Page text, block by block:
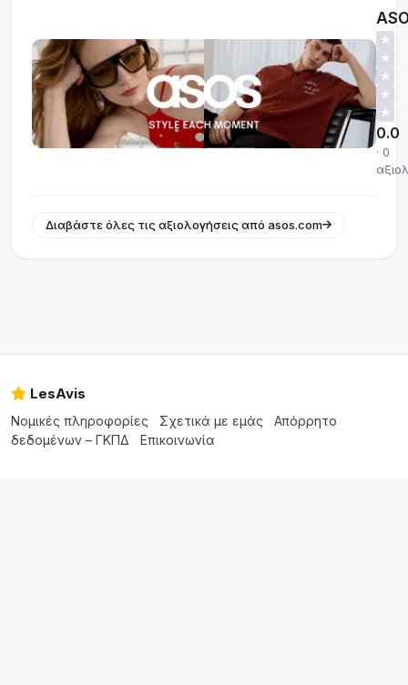
★
★
★
★
★
0.0
· 0
Διαβάστε όλες τις αξιολογήσεις από asos.com
LesAvis
Νομικές πληροφορίες Σχετικά με εμάς
Απόρρητο
δεδομένων – ΓΚΠΔ
Επικοινωνία